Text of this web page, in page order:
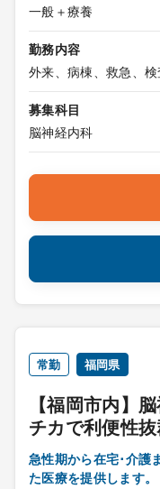
一般＋療養
勤務内容
外来、病棟、救急、検
募集科目
脳神経内科
常勤 福岡県
【福岡市内】
チカで利便性
急性期から在宅･介護
た医療を提供します。